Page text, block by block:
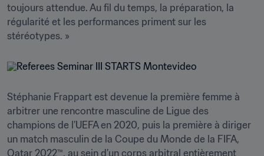
toujours attendue. Au fil du temps, la préparation, la
régularité et les performances priment sur les
stéréotypes. »
Stéphanie Frappart est devenue la première femme à
arbitrer une rencontre masculine de Ligue des
champions de l’UEFA en 2020, puis la première à diriger
un match masculin de la Coupe du Monde de la FIFA,
Qatar 2022™, au sein d’un corps arbitral entièrement